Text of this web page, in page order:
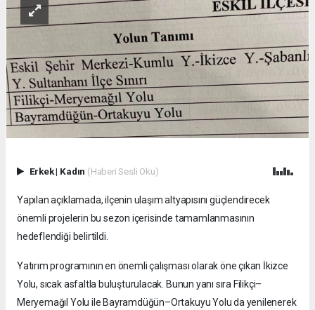
Erkek| Kadın (Haberi Sesli Oku)
Yapılan açıklamada, ilçenin ulaşım altyapısını güçlendirecek
önemli projelerin bu sezon içerisinde tamamlanmasının
hedeflendiği belirtildi.
Yatırım programının en önemli çalışması olarak öne çıkan İkizce
Yolu, sıcak asfaltla buluşturulacak. Bunun yanı sıra Filikçi–
Meryemağıl Yolu ile Bayramdüğün–Ortakuyu Yolu da yenilenerek